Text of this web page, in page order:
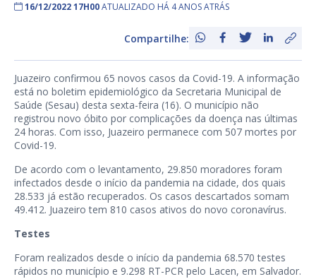
16/12/2022 17H00ATUALIZADO HÁ 4 ANOS ATRÁS
Compartilhe:
Juazeiro confirmou 65 novos casos da Covid-19. A informação
está no boletim epidemiológico da Secretaria Municipal de
Saúde (Sesau) desta sexta-feira (16). O município não
registrou novo óbito por complicações da doença nas últimas
24 horas. Com isso, Juazeiro permanece com 507 mortes por
Covid-19.
De acordo com o levantamento, 29.850 moradores foram
infectados desde o início da pandemia na cidade, dos quais
28.533 já estão recuperados. Os casos descartados somam
49.412. Juazeiro tem 810 casos ativos do novo coronavírus.
Testes
Foram realizados desde o início da pandemia 68.570 testes
rápidos no município e 9.298 RT-PCR pelo Lacen, em Salvador.